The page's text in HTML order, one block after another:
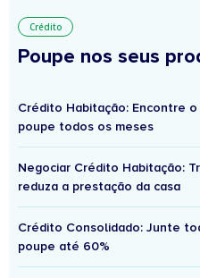
Crédito
Poupe nos seus
Crédito Habitação: Encontre
poupe todos os meses
Negociar Crédito Habitação:
reduza a prestação da casa
Crédito Consolidado: Junte
poupe até 60%